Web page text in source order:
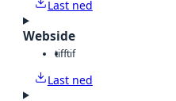
Last ned
Webside
tifftif
Last ned